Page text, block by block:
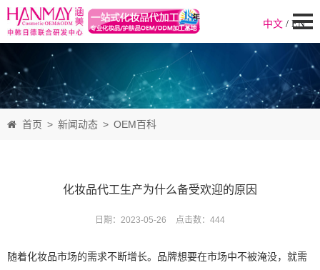
中文 / EN
首页 > 新闻动态 > OEM百科
化妆品代工生产为什么备受欢迎的原因
日期：2023-05-26 点击数： 444
随着化妆品市场的需求不断增长。品牌想要在市场中不被淹没，就需